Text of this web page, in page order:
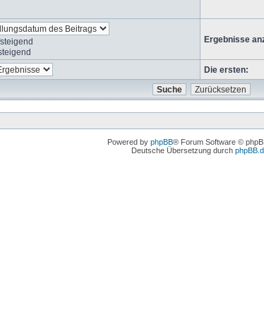
Ergebnisse
Die ersten:
Powered by phpBB® Forum Software ©
Deutsche Übersetzung durch